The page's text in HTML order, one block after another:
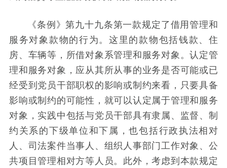
《条例》第九十九条第一款规定了借用管理和
服务对象款物的行为。这里的款物包括钱款、住
房、车辆等，所借对象系管理和服务对象。认定管
理和服务对象，应从其所从事的业务是否可能或已
经受到党员干部职权的影响或制约来看，只要具备
影响或制约的可能性，就可以认定属于管理和服务
对象，实践中包括与党员干部具有隶属、监督、制
约关系的下级单位和下属，也包括行政执法相对
人、司法案件当事人、组织人事部门工作对象、公
共项目管理相对方等人员。此外，考虑到本款规定